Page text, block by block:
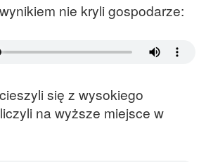
nie kryli gospodarze:
się z wysokiego
na wyższe miejsce w